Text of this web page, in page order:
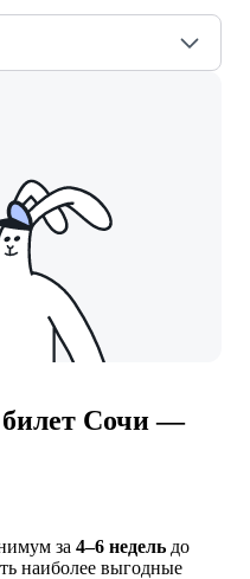
Сочи —
за 4–6 недель до
наиболее выгодные